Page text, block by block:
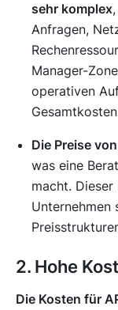
sehr komplex
Anfragen,
Manager-
operativen
Die Preise
was eine
macht.
Unternehmen
2. Hohe
Die Kosten für